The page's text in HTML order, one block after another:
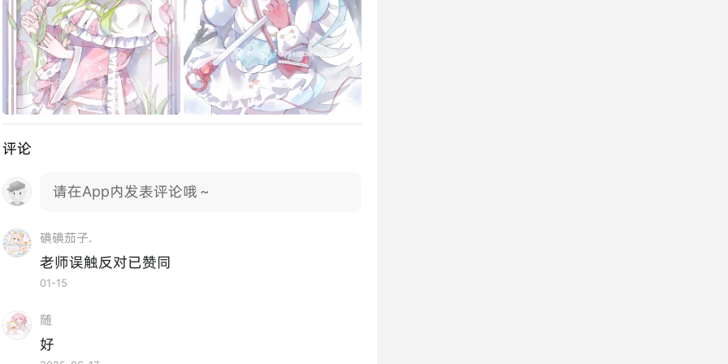
评论
请在App内发表评论哦～
碘碘茄子.
老师误触反对已赞同
01-15
随
好